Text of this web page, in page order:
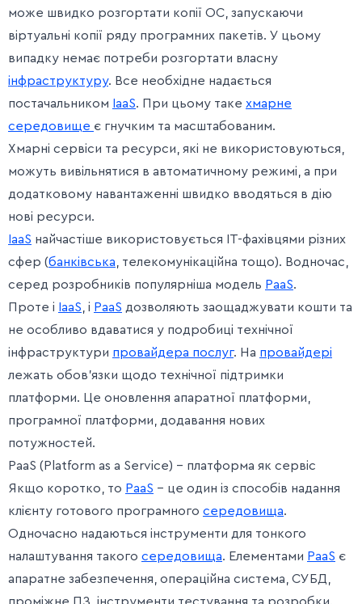
може швидко розгортати копії ОС, запускаючи
віртуальні копії ряду програмних пакетів. У цьому
випадку немає потреби розгортати власну
інфраструктуру. Все необхідне надається
постачальником IaaS. При цьому таке хмарне
середовище є гнучким та масштабованим.
Хмарні сервіси та ресурси, які не використовуються,
можуть вивільнятися в автоматичному режимі, а при
додатковому навантаженні швидко вводяться в дію
нові ресурси.
IaaS найчастіше використовується ІТ-фахівцями різних
сфер (банківська , телекомунікаційна тощо). Водночас,
серед розробників популярніша модель PaaS.
Проте і IaaS , і PaaS дозволяють заощаджувати кошти та
не особливо вдаватися у подробиці технічної
інфраструктури провайдера послуг. На провайдері
лежать обов’язки щодо технічної підтримки
платформи. Це оновлення апаратної платформи,
програмної платформи, додавання нових
потужностей.
PaaS (Platform as a Service) – платформа як сервіс
Якщо коротко, то PaaS – це один із способів надання
клієнту готового програмного середовища.
Одночасно надаються інструменти для тонкого
налаштування такого середовища. Елементами PaaS є
апаратне забезпечення, операційна система, СУБД,
проміжне ПЗ, інструменти тестування та розробки.